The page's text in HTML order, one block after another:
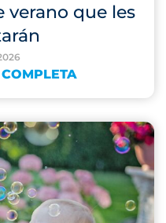
verano que les